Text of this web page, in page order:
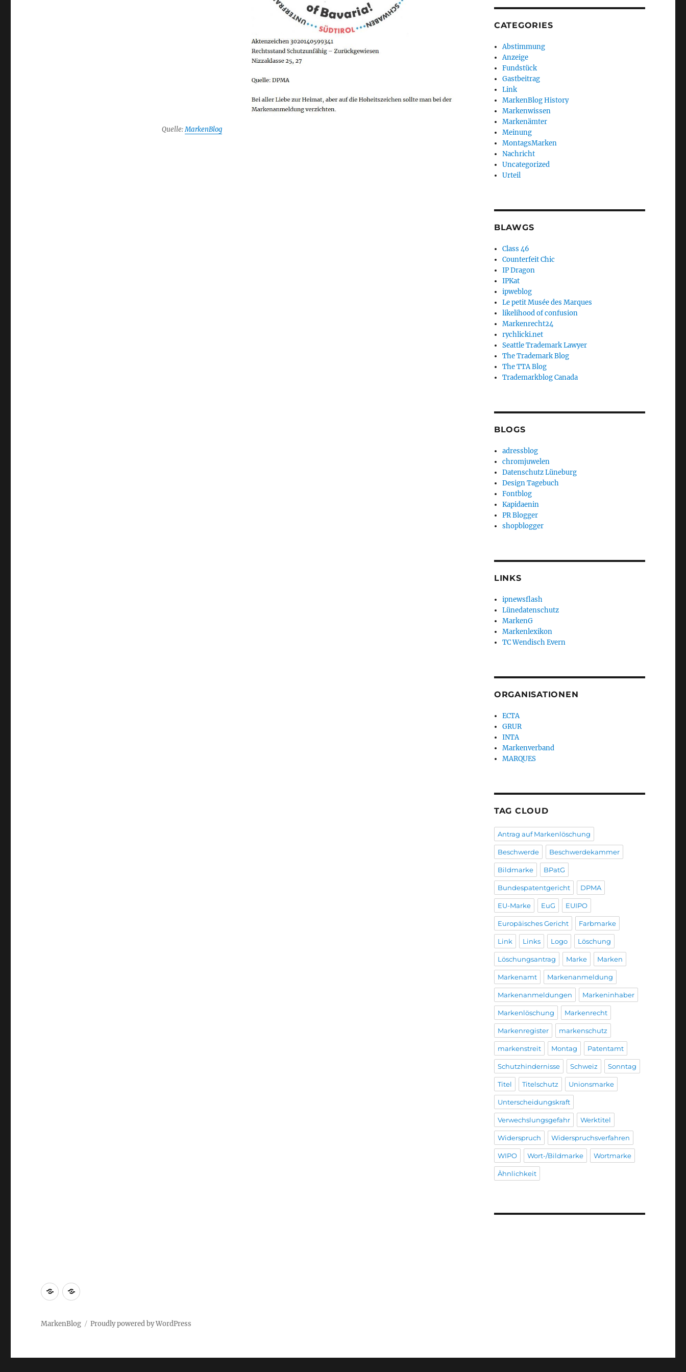
Quelle:MarkenBlog
CATEGORIES
Abstimmung
Anzeige
Fundstück
Gastbeitrag
Link
MarkenBlog History
Markenwissen
Markenämter
Meinung
MontagsMarken
Nachricht
Uncategorized
Urteil
BLAWGS
Class 46
Counterfeit Chic
IP Dragon
IPKat
ipweblog
Le petit Musée des Marques
likelihood of confusion
Markenrecht24
rychlicki.net
Seattle Trademark Lawyer
The Trademark Blog
The TTA Blog
Trademarkblog Canada
BLOGS
adressblog
chromjuwelen
Datenschutz Lüneburg
Design Tagebuch
Fontblog
Kapidaenin
PR Blogger
shopblogger
LINKS
ipnewsflash
Lünedatenschutz
MarkenG
Markenlexikon
TC Wendisch Evern
ORGANISATIONEN
ECTA
GRUR
INTA
Markenverband
MARQUES
TAG CLOUD
Antrag auf Markenlöschung
Beschwerde Beschwerdekammer
Bildmarke BPatG
Bundespatentgericht DPMA
EU-Marke EuG EUIPO
Europäisches Gericht Farbmarke
Link Links Logo Löschung
Löschungsantrag Marke Marken
Markenamt Markenanmeldung
Markenanmeldungen Markeninhaber
Markenlöschung Markenrecht
Markenregister markenschutz
markenstreit Montag Patentamt
Schutzhindernisse Schweiz Sonntag
Titel Titelschutz Unionsmarke
Unterscheidungskraft
Verwechslungsgefahr Werktitel
Widerspruch Widerspruchsverfahren
WIPO Wort-/Bildmarke Wortmarke
Ähnlichkeit
Markenrecherche
Gastbeiträge
MarkenBlog Proudly powered by WordPress